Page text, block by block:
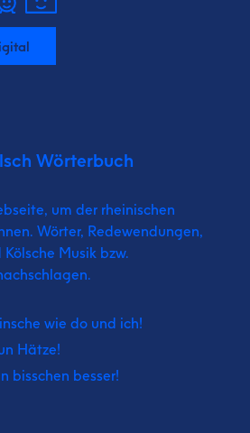
Wörterbuch
um der rheinischen
Wörter, Redewendungen,
Musik bzw.
wie do und ich!
Hätze!
bisschen besser!